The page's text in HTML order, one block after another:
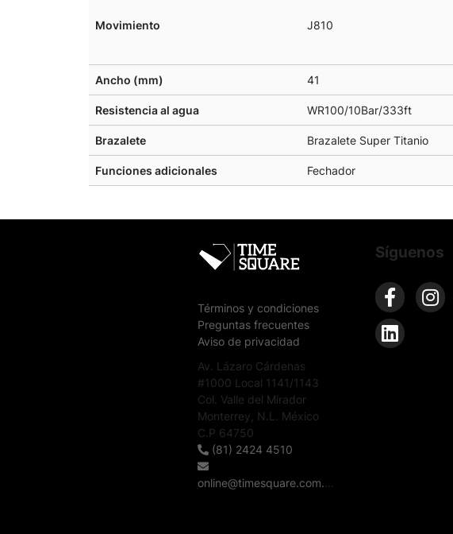
Movimiento J810
Ancho (mm) 41
Resistencia al agua WR100/10Bar/333ft
Brazalete Brazalete Super Titanio
Funciones adicionales Fechador
Términos y condiciones
Preguntas frecuentes
Aviso de privacidad
Av. Lázaro Cárdenas
#1000 Local 1141/1143
Col. Valle del Mirador
Monterrey, N.L. México
C.P 64750
(81) 2424 4510
online@timesquare.com.mx
Síguenos